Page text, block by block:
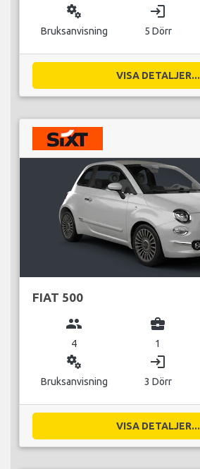
miscellaneous_services
Bruksanvisning
login
5 Dörr
VISA DETALJER...
FIAT 500
group
4
business_center
1
miscellaneous_services
Bruksanvisning
login
3 Dörr
VISA DETALJER...